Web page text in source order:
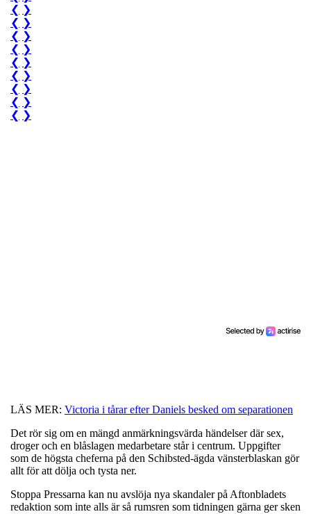
❮ ❯
❮ ❯
❮ ❯
❮ ❯
❮ ❯
❮ ❯
❮ ❯
❮ ❯
❮ ❯
LÄS MER: Victoria i tårar efter Daniels besked om separationen
Det rör sig om en mängd anmärkningsvärda händelser där sex,
droger och en blåslagen medarbetare står i centrum. Uppgifter
som de högsta cheferna på den Schibsted-ägda vänsterblaskan gör
allt för att dölja och tysta ner.
Stoppa Pressarna kan nu avslöja nya skandaler på Aftonbladets
redaktion som inte alls är så rumsren som tidningen gärna ger sken